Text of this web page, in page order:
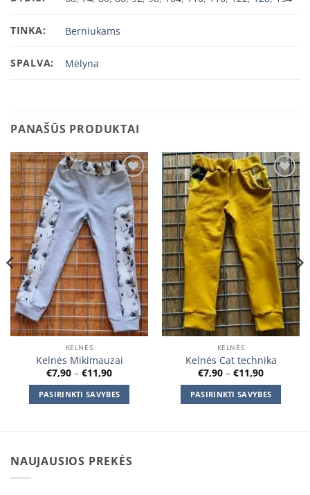
TINKA: Berniukams
SPALVA: Mėlyna
PANAŠŪS PRODUKTAI
Add to
wishlist
KELNĖS
Kelnės Mikimauzai
€7,90 – €11,90Price
€7,90
through
€11,90
PASIRINKTI SAVYBES
multiple
variants.
Add to
wishlist
KELNĖS
Kelnės Cat technika
€7,90 – €11,90Price
€7,90
through
€11,90
PASIRINKTI SAVYBES
NAUJAUSIOS PREKĖS